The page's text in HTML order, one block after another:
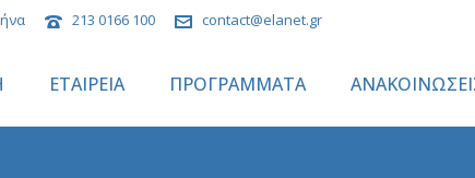
213 0166 100 contact@elanet.gr
ΕΤΑΙΡΕΙΑ ΠΡΟΓΡΑΜΜΑΤΑ